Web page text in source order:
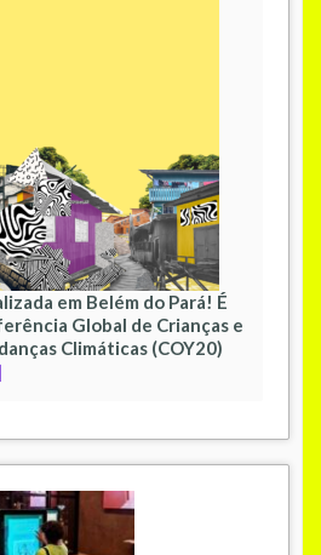
em Belém do Pará! É
Global de Crianças e
Climáticas (COY20)